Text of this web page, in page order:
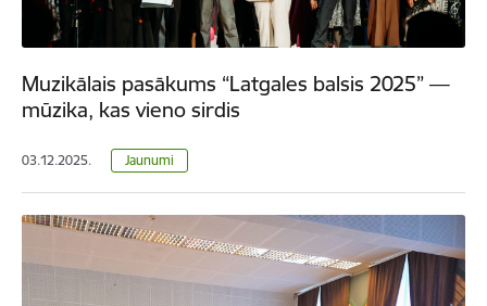
Muzikālais pasākums “Latgales balsis 2025” —
mūzika, kas vieno sirdis
03.12.2025. Jaunumi